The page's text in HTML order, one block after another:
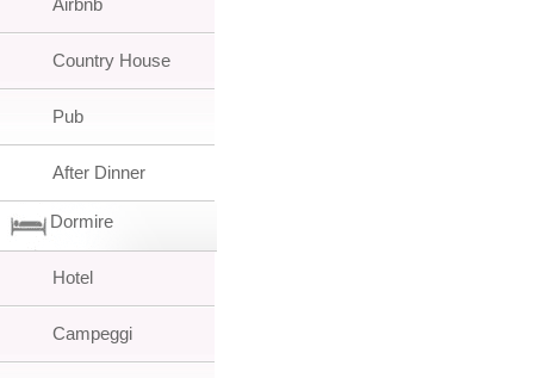
Airbnb
Country House
Pub
After Dinner
Dormire
Hotel
Campeggi